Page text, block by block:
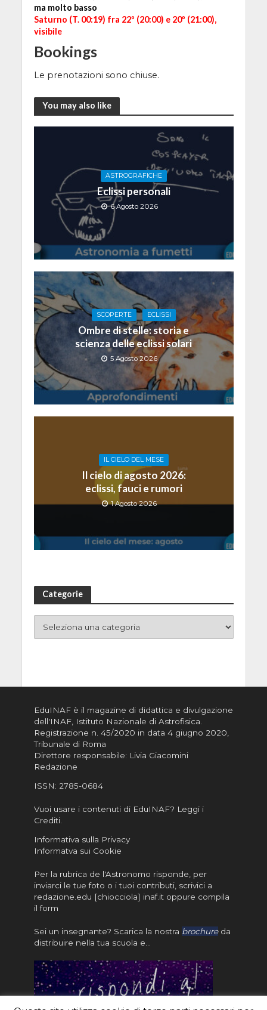
ma molto basso
Saturno (T. 00:19) fra 22º (20:00) e 20º (21:00),
visibile
Bookings
Le prenotazioni sono chiuse.
You may also like
ASTROGRAFICHE
Eclissi personali
6 Agosto 2026
SCOPERTE ECLISSI
Ombre di stelle: storia e
scienza delle eclissi solari
5 Agosto 2026
IL CIELO DEL MESE
Il cielo di agosto 2026:
eclissi, fauci e rumori
1 Agosto 2026
Categorie
EduINAF è il magazine di didattica e divulgazione
dell'INAF, Istituto Nazionale di Astrofisica
Registrazione n. 45/2020 in data 4 giugno 2020,
Tribunale di Roma
Direttore responsabile: Livia Giacomini
Redazione
ISSN: 2785-0684
Vuoi usare i contenuti di EduINAF? Leggi i
Crediti.
Informativa sulla Privacy
Informatva sui Cookie
Per la rubrica de l'Astronomo risponde, per
inviarci le tue foto o i tuoi contributi, scrivici a
redazione.edu [chiocciola] inaf.it oppure compila
il form
Sei un insegnante? Scarica la nostra brochureda
distribuire nella tua scuola e…